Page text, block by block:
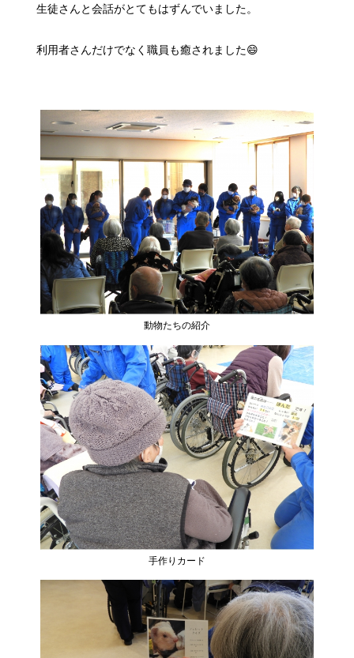
生徒さんと会話がとてもはずんでいました。
利用者さんだけでなく職員も癒されました😄
動物たちの紹介
手作りカード